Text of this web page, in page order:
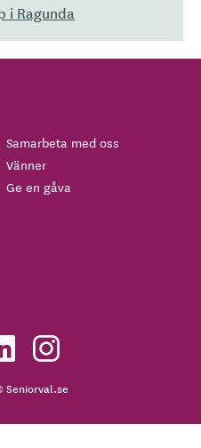
i Ragunda
Samarbeta med oss
Vänner
Ge en gåva
Seniorval.se